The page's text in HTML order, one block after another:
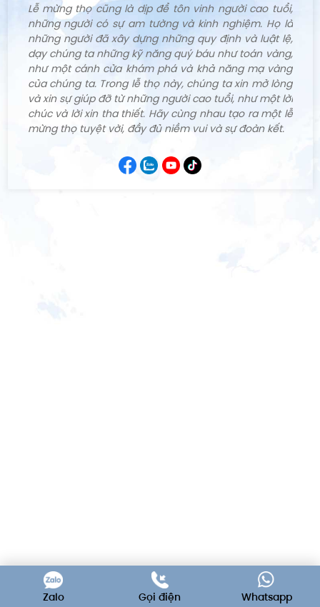
Lễ mừng thọ cũng là dịp để tôn vinh người cao tuổi,
những người có sự am tường và kinh nghiệm. Họ là
những người đã xây dựng những quy định và luật lệ,
dạy chúng ta những kỹ năng quý báu như toán vàng,
như một cánh cửa khám phá và khả năng mạ vàng
của chúng ta. Trong lễ thọ này, chúng ta xin mở lòng
và xin sự giúp đỡ từ những người cao tuổi, như một lời
chúc và lời xin tha thiết. Hãy cùng nhau tạo ra một lễ
mừng thọ tuyệt vời, đầy đủ niềm vui và sự đoàn kết.
Zalo Gọi điện Whatsapp